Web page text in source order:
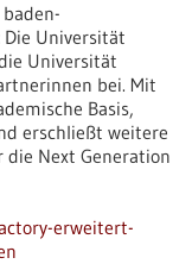
Universität
Universität
bei. Mit
Basis,
erschließt weitere
Next Generation
erweitert-